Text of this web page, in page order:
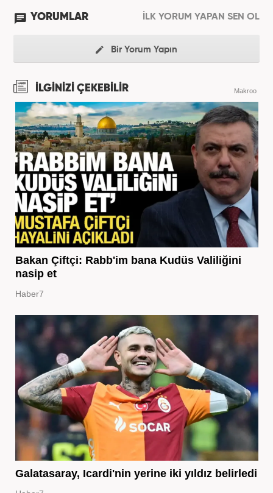
YORUMLAR İLK YORUM YAPAN SEN OL
Bir Yorum Yapın
İLGİNİZİ ÇEKEBİLİR Makroo
Bakan Çiftçi: Rabb'im bana Kudüs Valiliğini
nasip et
Haber7
Galatasaray, Icardi'nin yerine iki yıldız belirledi